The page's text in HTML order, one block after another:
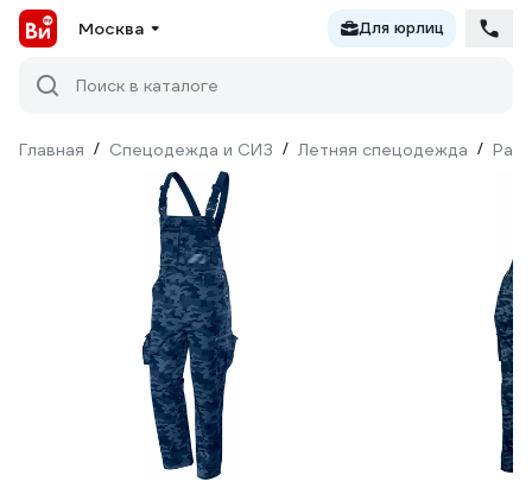
Москва Для юрлиц
Поиск в каталоге
Главная / Спецодежда и СИЗ / Летняя спецодежда /